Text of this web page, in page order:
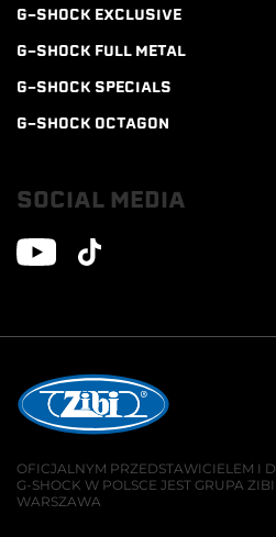
G-SHOCK EXCLUSIVE
G-SHOCK FULL METAL
G-SHOCK SPECIALS
G-SHOCK OCTAGON
SOCIAL MEDIA
OFICJALNYM PRZEDSTAWICIELEM I
G-SHOCK W POLSCE JEST GRUPA
WARSZAWA